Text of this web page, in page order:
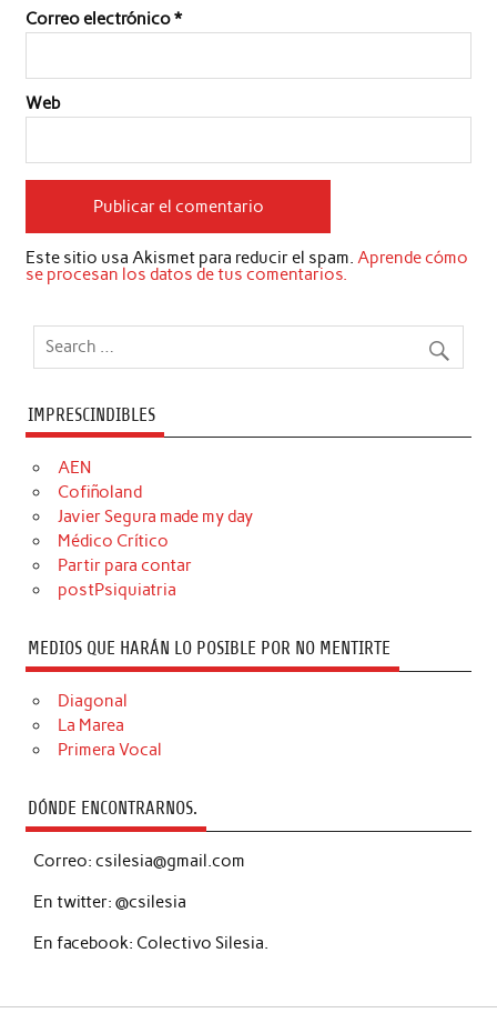
Correo electrónico*
Web
Este sitio usa Akismet para reducir el spam. Aprende cómo
se procesan los datos de tus comentarios.
IMPRESCINDIBLES
AEN
Cofiñoland
Javier Segura made my day
Médico Crítico
Partir para contar
postPsiquiatria
MEDIOS QUE HARÁN LO POSIBLE POR NO MENTIRTE
Diagonal
La Marea
Primera Vocal
DÓNDE ENCONTRARNOS.
Correo: csilesia@gmail.com
En twitter: @csilesia
En facebook: Colectivo Silesia.